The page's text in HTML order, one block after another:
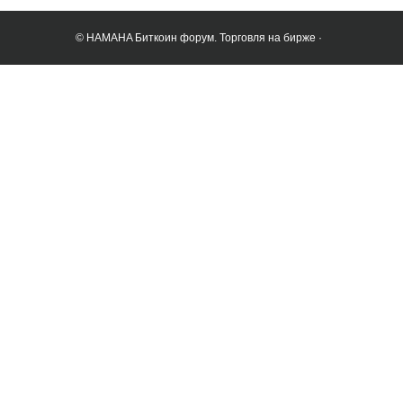
© HAMAHA Биткоин форум. Торговля на бирже ·